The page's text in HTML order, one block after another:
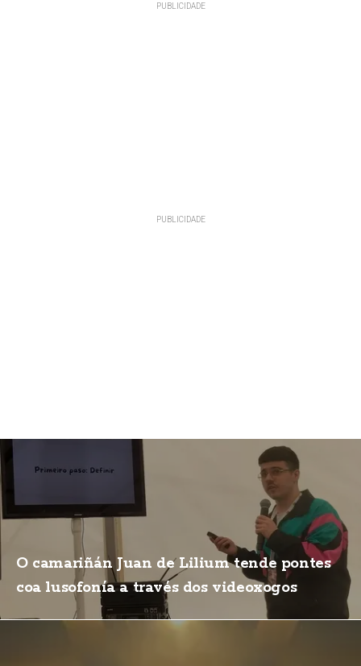
O camariñán Juan de Lilium tende pontes
coa lusofonía a través dos videoxogos